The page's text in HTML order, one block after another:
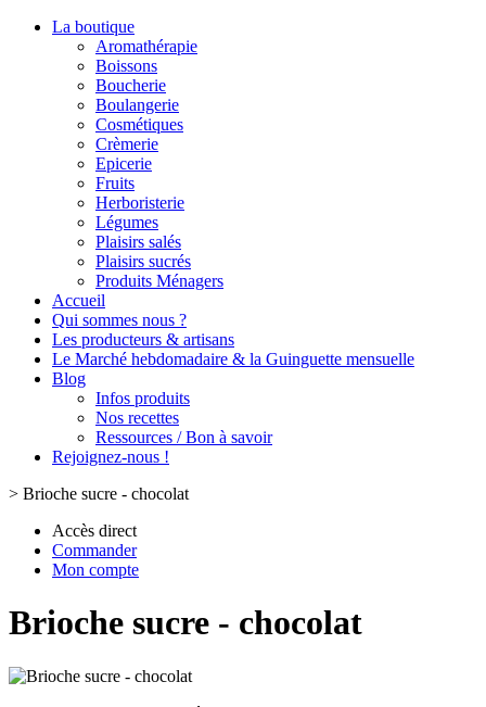
La boutique
Aromathérapie
Boissons
Boucherie
Boulangerie
Cosmétiques
Crèmerie
Epicerie
Fruits
Herboristerie
Légumes
Plaisirs salés
Plaisirs sucrés
Produits Ménagers
Accueil
Qui sommes nous ?
Les producteurs & artisans
Le Marché hebdomadaire & la Guinguette mensuelle
Blog
Infos produits
Nos recettes
Ressources / Bon à savoir
Rejoignez-nous !
> Brioche sucre - chocolat
Accès direct
Commander
Mon compte
Brioche sucre - chocolat